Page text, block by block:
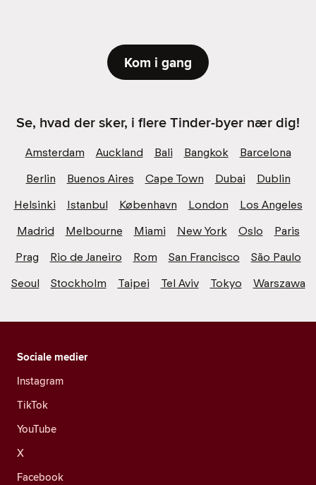
Kom i gang
Se, hvad der sker, i flere Tinder-byer nær dig!
Amsterdam Auckland Bali Bangkok
Barcelona
Berlin
Buenos Aires Cape Town Dubai
Dublin
Helsinki
Istanbul København London
Los Angeles
Madrid
Melbourne Miami New York Oslo
Paris
Prag
Rio de Janeiro Rom San Francisco
São Paulo
Seoul
Stockholm Taipei Tel Aviv Tokyo Warszawa
Sociale medier
Instagram
TikTok
YouTube
X
Facebook